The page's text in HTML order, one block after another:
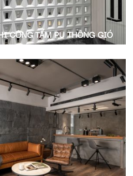
CÔNG TẤM PU THÔNG GIÓ